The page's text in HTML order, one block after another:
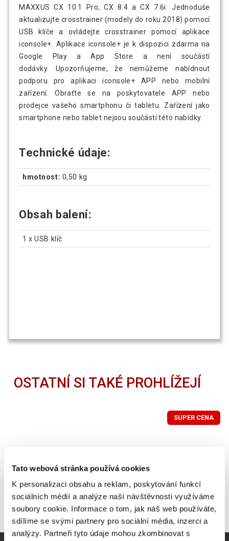
Tato webová stránka používá cookies
K personalizaci obsahu a reklam, poskytování funkcí
sociálních médií a analýze naší návštěvnosti využíváme
soubory cookie. Informace o tom, jak náš web používáte,
sdílíme se svými partnery pro sociální média, inzerci a
analýzy. Partneři tyto údaje mohou zkombinovat s
MAXXUS CX 10.1 Pro, CX 8.4 a CX 7.6i. Jednoduše
aktualizujte crosstrainer (modely do roku 2018) pomocí
USB klíče a ovládejte crosstrainer pomocí aplikace
iconsole+. Aplikace iconsole+ je k dispozici zdarma na
Google Play a App Store a není součástí
dodávky. Upozorňujeme, že nemůžeme nabídnout
podporu pro aplikaci iconsole+ APP nebo mobilní
zařízení. Obraťte se na poskytovatele APP nebo
prodejce vašeho smartphonu či tabletu. Zařízení jako
smartphone nebo tablet nejsou součástí této nabídky.
Technické údaje:
hmotnost: 0,50 kg
Obsah balení:
1 x USB klíč
OSTATNÍ SI TAKÉ PROHLÍŽEJÍ
SUPER CENA